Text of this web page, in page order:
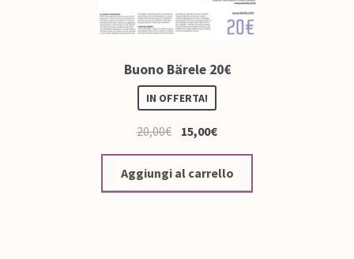
Buono Bärele 20€
IN OFFERTA!
20,00€ 15,00€
Aggiungi al carrello